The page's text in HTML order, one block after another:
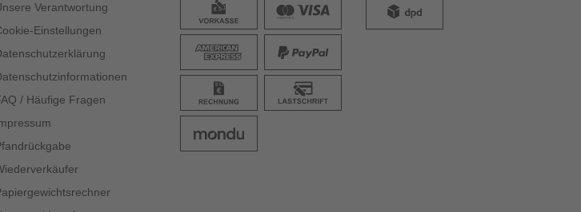
Verantwortung
Einstellungen
/ Häufige Fragen